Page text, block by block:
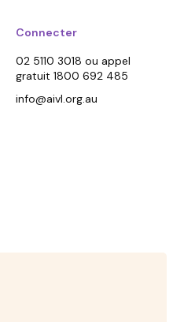
Connecter
02 5110 3018 ou appel
gratuit 1800 692 485
info@aivl.org.au